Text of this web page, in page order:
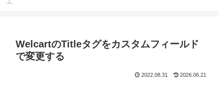
WelcartのTitleタグをカスタムフィールド
で変更する
2022.08.31 2026.06.21